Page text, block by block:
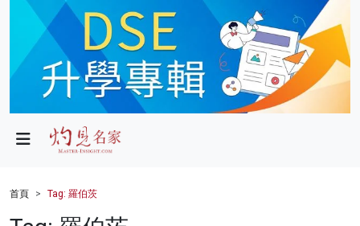
政局
財經
首頁 Tag: 羅伯茨